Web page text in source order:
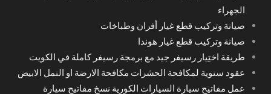
الجهراء
صيانة وتركيب قطع غيار أفران وطباخات
صيانة وتركيب قطع غيار هوندا
طريقة اختِيار رسيفر جيد مع برمجة رسيفر كاملة في الكويت
عقود سنوية لمكافحة الحشرات مكافحة الارضة او النمل الابيض
عمل مفاتيح سيارة السيارات الكورية نسخ مفاتيح سيارة